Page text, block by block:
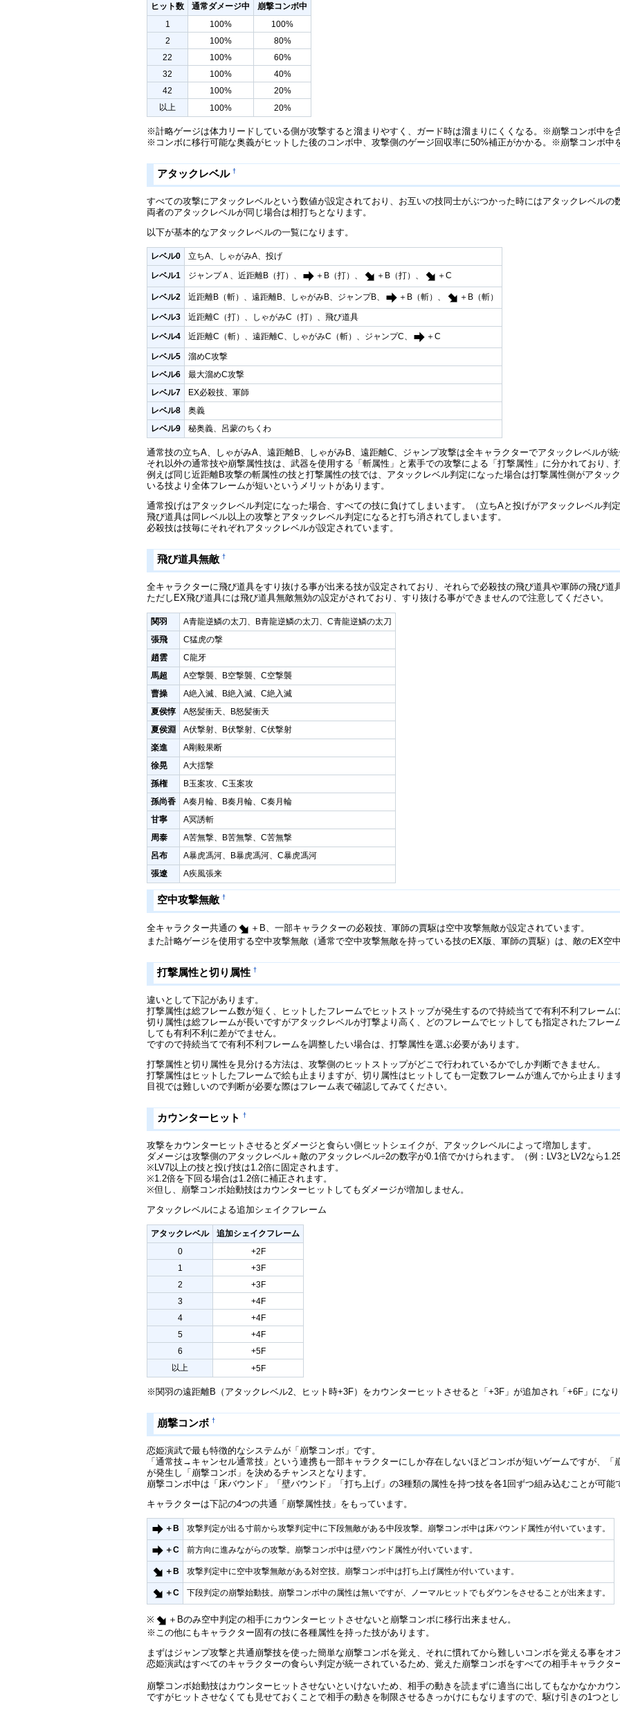
ヒット数 通常ダメージ中
崩撃コンボ中
1
100%
100%
2
100%
80%
22
100%
60%
32
100%
40%
42
100%
20%
以上
100% 20%
※計略ゲージは体力リードしている側が攻撃すると溜まりやすく、ガード時は溜まりにくくなる。※崩撃コンボ中を
※コンボに移行可能な奥義がヒットした後のコンボ中、攻撃側のゲージ回収率に50%補正がかかる。※崩撃コンボ中
アタックレベル †
すべての攻撃にアタックレベルという数値が設定されており、お互いの技同士がぶつかった時にはアタックレベルの
両者のアタックレベルが同じ場合は相打ちとなります。
以下が基本的なアタックレベルの一覧になります。
レベル0 立ちA、しゃがみA、投げ
レベル1 ジャンプＡ、近距離B（打）、 ＋B（打）、 ＋B（打）、 ＋C
レベル2 近距離B（斬）、遠距離B、しゃがみB、ジャンプB、 ＋B（斬）、 ＋B（斬）
レベル3 近距離C（打）、しゃがみC（打）、飛び道具
レベル4 近距離C（斬）、遠距離C、しゃがみC（斬）、ジャンプC、 ＋C
レベル5
溜めC攻撃
レベル6
最大溜めC攻撃
レベル7
EX必殺技、軍師
レベル8
奥義
レベル9
秘奥義、呂蒙のちくわ
通常技の立ちA、しゃがみA、遠距離B、しゃがみB、遠距離C、ジャンプ攻撃は全キャラクターでアタックレベルが統
それ以外の通常技や崩撃属性技は、武器を使用する「斬属性」と素手での攻撃による「打撃属性」に分かれており、
例えば同じ近距離B攻撃の斬属性の技と打撃属性の技では、アタックレベル判定になった場合は打撃属性側がアタッ
いる技より全体フレームが短いというメリットがあります。
通常投げはアタックレベル判定になった場合、すべての技に負けてしまいます。（立ちAと投げがアタックレベル判
飛び道具は同レベル以上の攻撃とアタックレベル判定になると打ち消されてしまいます。
必殺技は技毎にそれぞれアタックレベルが設定されています。
飛び道具無敵 †
全キャラクターに飛び道具をすり抜ける事が出来る技が設定されており、それらで必殺技の飛び道具や軍師の飛び道
ただしEX飛び道具には飛び道具無敵無効の設定がされており、すり抜ける事ができませんので注意してください。
関羽
A青龍逆鱗の太刀、B青龍逆鱗の太刀、C青龍逆鱗の太刀
張飛
C猛虎の撃
趙雲
C龍牙
馬超
A空撃襲、B空撃襲、C空撃襲
曹操
A絶入滅、B絶入滅、C絶入滅
夏侯惇
A怒髪衝天、B怒髪衝天
夏侯淵
A伏撃射、B伏撃射、C伏撃射
楽進
A剛毅果断
徐晃
A大揺撃
孫権
B玉案攻、C玉案攻
孫尚香
A奏月輪、B奏月輪、C奏月輪
甘寧
A冥誘斬
周泰
A苦無撃、B苦無撃、C苦無撃
呂布
A暴虎馮河、B暴虎馮河、C暴虎馮河
張遼
A疾風張来
空中攻撃無敵 †
全キャラクター共通の
＋B、一部キャラクターの必殺技、軍師の賈駆は空中攻撃無敵が設定されています。
また計略ゲージを使用する空中攻撃無敵（通常で空中攻撃無敵を持っている技のEX版、軍師の賈駆）は、敵のEX空
打撃属性と切り属性 †
違いとして下記があります。
打撃属性は総フレーム数が短く、ヒットしたフレームでヒットストップが発生するので持続当てで有利不利フレーム
切り属性は総フレームが長いですがアタックレベルが打撃より高く、どのフレームでヒットしても指定されたフレ
しても有利不利に差がでません。
ですので持続当てで有利不利フレームを調整したい場合は、打撃属性を選ぶ必要があります。
打撃属性と切り属性を見分ける方法は、攻撃側のヒットストップがどこで行われているかでしか判断できません。
打撃属性はヒットしたフレームで絵も止まりますが、切り属性はヒットしても一定数フレームが進んでから止まりま
目視では難しいので判断が必要な際はフレーム表で確認してみてください。
カウンターヒット †
攻撃をカウンターヒットさせるとダメージと食らい側ヒットシェイクが、アタックレベルによって増加します。
ダメージは攻撃側のアタックレベル＋敵のアタックレベル÷2の数字が0.1倍でかけられます。（例：LV3とLV2なら
※LV7以上の技と投げ技は1.2倍に固定されます。
※1.2倍を下回る場合は1.2倍に補正されます。
※但し、崩撃コンボ始動技はカウンターヒットしてもダメージが増加しません。
アタックレベルによる追加シェイクフレーム
アタックレベル
追加シェイクフレーム
0
+2F
1
+3F
2
+3F
3
+4F
4
+4F
5
+4F
6
+5F
以上
+5F
※関羽の遠距離B（アタックレベル2、ヒット時+3F）をカウンターヒットさせると「+3F」が追加され「+6F」になり
崩撃コンボ †
恋姫演武で最も特徴的なシステムが「崩撃コンボ」です。
「通常技→キャンセル通常技」という連携も一部キャラクターにしか存在しないほどコンボが短いゲームですが、
が発生し「崩撃コンボ」を決めるチャンスとなります。
崩撃コンボ中は「床バウンド」「壁バウンド」「打ち上げ」の3種類の属性を持つ技を各1回ずつ組み込むことが可能
キャラクターは下記の4つの共通「崩撃属性技」をもっています。
＋B 攻撃判定が出る寸前から攻撃判定中に下段無敵がある中段攻撃。崩撃コンボ中は床バウンド属性が付いています。
＋C 前方向に進みながらの攻撃。崩撃コンボ中は壁バウンド属性が付いています。
＋B 攻撃判定中に空中攻撃無敵がある対空技。崩撃コンボ中は打ち上げ属性が付いています。
＋C 下段判定の崩撃始動技。崩撃コンボ中の属性は無いですが、ノーマルヒットでもダウンをさせることが出来ます。
※
＋Bのみ空中判定の相手にカウンターヒットさせないと崩撃コンボに移行出来ません。
※この他にもキャラクター固有の技に各種属性を持った技があります。
まずはジャンプ攻撃と共通崩撃技を使った簡単な崩撃コンボを覚え、それに慣れてから難しいコンボを覚える事をオ
恋姫演武はすべてのキャラクターの食らい判定が統一されているため、覚えた崩撃コンボをすべての相手キャラクタ
崩撃コンボ始動技はカウンターヒットさせないといけないため、相手の動きを読まずに適当に出してもなかなかカウ
ですがヒットさせなくても見せておくことで相手の動きを制限させるきっかけにもなりますので、駆け引きの1つと